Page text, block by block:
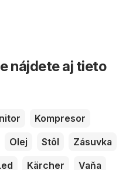
nájdete aj tieto
Kompresor
Olej Stôl
Zásuvka
Kärcher
Vaňa